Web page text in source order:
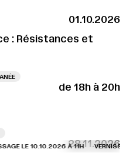
01.10.2026
: Résistances et
de 18h à 20h
28.11.2026
LE 10.10.2026 À 11H VERNISSAGE LE